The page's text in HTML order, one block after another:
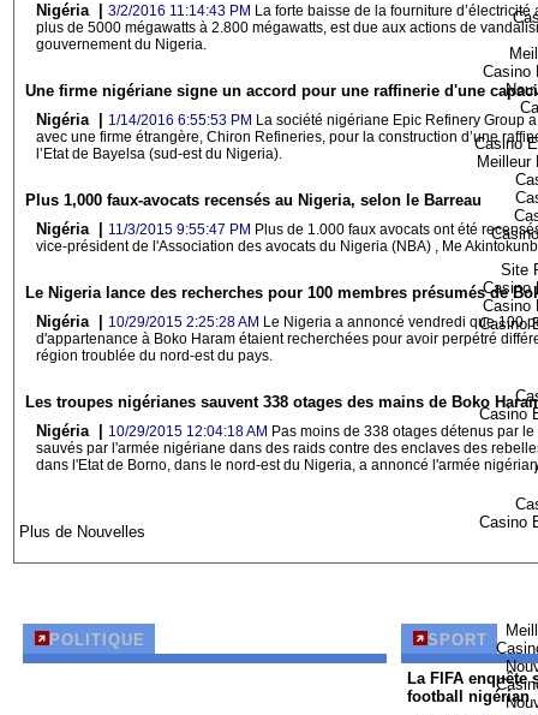
Casino
Casino
Meilleur
Site
Casino
Casino
Casino
Casino
Casino
Nigéria | 3/2/2016 11:14:43 PM La forte baisse de la fourniture
plus de 5000 mégawatts à 2.800 mégawatts, est due aux actions de
gouvernement du Nigeria.
Une firme nigériane signe un accord pour une raffinerie d'une
Nigéria |
1/14/2016 6:55:53 PM La société nigériane Epic Refinery Group
avec une firme étrangère, Chiron Refineries, pour la construction d’une
l’Etat de Bayelsa (sud-est du Nigeria).
Plus 1,000 faux-avocats recensés au Nigeria, selon le Barreau
Nigéria |
11/3/2015 9:55:47 PM Plus de 1.000 faux avocats ont été
vice-président de l'Association des avocats du Nigeria (NBA) , Me
Le Nigeria lance des recherches pour 100 membres présumés de
Nigéria |
10/29/2015 2:25:28 AM Le Nigeria a annoncé vendredi que 100
d'appartenance à Boko Haram étaient recherchées pour avoir perpétré
région troublée du nord-est du pays.
Les troupes nigérianes sauvent 338 otages des mains de Boko
Nigéria |
10/29/2015 12:04:18 AM Pas moins de 338 otages détenus par
sauvés par l'armée nigériane dans des raids contre des enclaves des
dans l'Etat de Borno, dans le nord-est du Nigeria, a annoncé l'armée
Plus de Nouvelles
POLITIQUE SPORT
La FIFA
football nigérian